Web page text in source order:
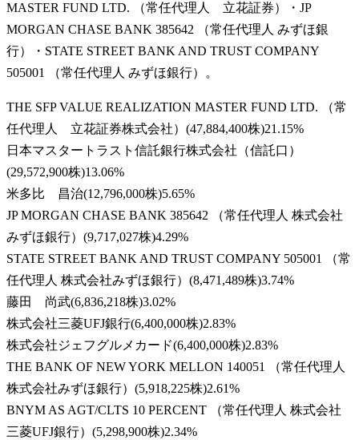
MASTER FUND LTD. （常任代理人 立花証券）・JP
MORGAN CHASE BANK 385642 （常任代理人 みずほ銀
行）・STATE STREET BANK AND TRUST COMPANY
505001 （常任代理人 みずほ銀行）。
THE SFP VALUE REALIZATION MASTER FUND LTD. （常
任代理人 立花証券株式会社） (47,884,400株)21.15%
日本マスタートラスト信託銀行株式会社（信託口）
(29,572,900株)13.06%
米多比 昌治(12,796,000株)5.65%
JP MORGAN CHASE BANK 385642 （常任代理人 株式会社
みずほ銀行） (9,717,027株)4.29%
STATE STREET BANK AND TRUST COMPANY 505001 （常
任代理人 株式会社みずほ銀行） (8,471,489株)3.74%
藤田 尚武(6,836,218株)3.02%
株式会社三菱UFJ銀行(6,400,000株)2.83%
株式会社ジェフグルメカード(6,400,000株)2.83%
THE BANK OF NEW YORK MELLON 140051 （常任代理人
株式会社みずほ銀行） (5,918,225株)2.61%
BNYM AS AGT/CLTS 10 PERCENT （常任代理人 株式会社
三菱UFJ銀行） (5,298,900株)2.34%